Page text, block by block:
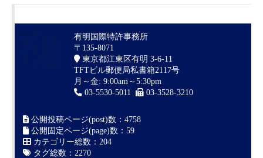
有明国際特許事務所
〒135-8071
東京都江東区有明 3-6-11
TFTビル郵便局私書箱2117号
月～金: 9:00am～5:30pm
03-5530-5011
03-3528-3210
公開投稿ページ(post)数：4758
公開固定ページ(page)数：59
カテゴリー総数：204
タグ総数：2270